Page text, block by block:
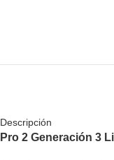
Descripción
Pro 2 Generación 3